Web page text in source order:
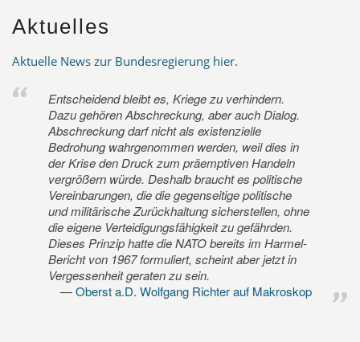
Aktuelles
Aktuelle News zur Bundesregierung hier.
Entscheidend bleibt es, Kriege zu verhindern.
Dazu gehören Abschreckung, aber auch Dialog.
Abschreckung darf nicht als existenzielle
Bedrohung wahrgenommen werden, weil dies in
der Krise den Druck zum präemptiven Handeln
vergrößern würde. Deshalb braucht es politische
Vereinbarungen, die die gegenseitige politische
und militärische Zurückhaltung sicherstellen, ohne
die eigene Verteidigungsfähigkeit zu gefährden.
Dieses Prinzip hatte die NATO bereits im Harmel-
Bericht von 1967 formuliert, scheint aber jetzt in
Vergessenheit geraten zu sein.
Oberst a.D. Wolfgang Richter auf Makroskop